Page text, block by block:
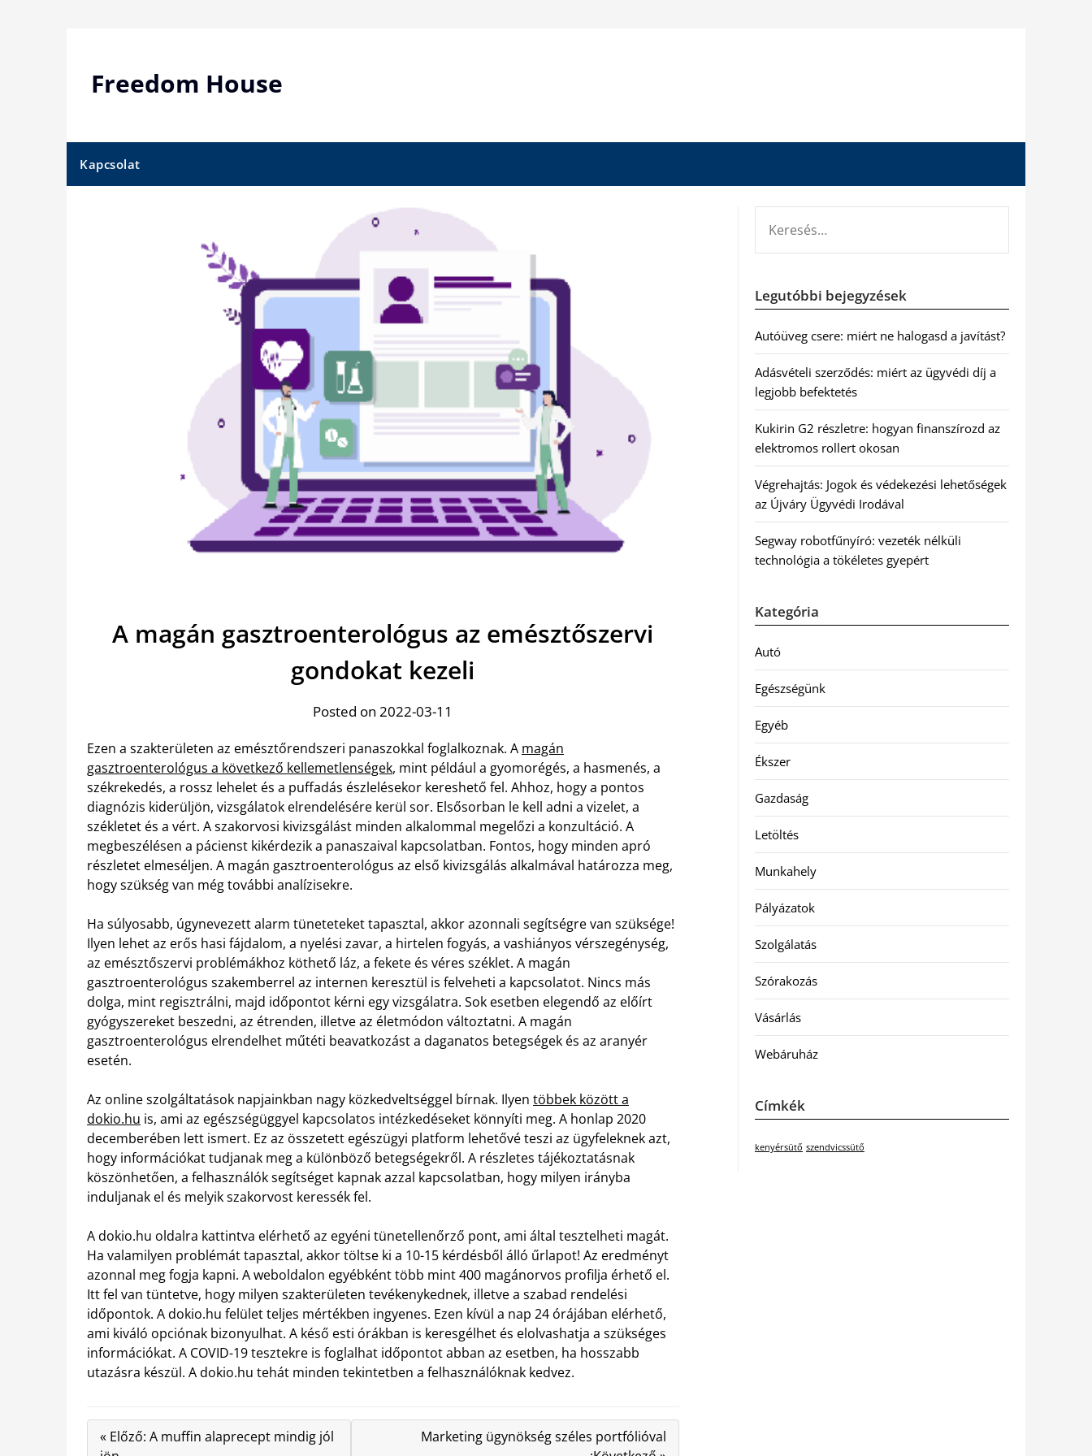
Freedom House
Kapcsolat
A magán gasztroenterológus az emésztőszervi
gondokat kezeli
Posted on 2022-03-11
Ezen a szakterületen az emésztőrendszeri panaszokkal foglalkoznak. A magán
gasztroenterológus a következő kellemetlenségek, mint például a gyomorégés, a hasmenés, a
székrekedés, a rossz lehelet és a puffadás észlelésekor kereshető fel. Ahhoz, hogy a pontos
diagnózis kiderüljön, vizsgálatok elrendelésére kerül sor. Elsősorban le kell adni a vizelet, a
székletet és a vért. A szakorvosi kivizsgálást minden alkalommal megelőzi a konzultáció. A
megbeszélésen a pácienst kikérdezik a panaszaival kapcsolatban. Fontos, hogy minden apró
részletet elmeséljen. A magán gasztroenterológus az első kivizsgálás alkalmával határozza meg,
hogy szükség van még további analízisekre.
Ha súlyosabb, úgynevezett alarm tüneteteket tapasztal, akkor azonnali segítségre van szüksége!
Ilyen lehet az erős hasi fájdalom, a nyelési zavar, a hirtelen fogyás, a vashiányos vérszegénység,
az emésztőszervi problémákhoz köthető láz, a fekete és véres széklet. A magán
gasztroenterológus szakemberrel az internen keresztül is felveheti a kapcsolatot. Nincs más
dolga, mint regisztrálni, majd időpontot kérni egy vizsgálatra. Sok esetben elegendő az előírt
gyógyszereket beszedni, az étrenden, illetve az életmódon változtatni. A magán
gasztroenterológus elrendelhet műtéti beavatkozást a daganatos betegségek és az aranyér
esetén.
Az online szolgáltatások napjainkban nagy közkedveltséggel bírnak. Ilyen többek között a
dokio.hu is, ami az egészségüggyel kapcsolatos intézkedéseket könnyíti meg. A honlap 2020
decemberében lett ismert. Ez az összetett egészügyi platform lehetővé teszi az ügyfeleknek azt,
hogy információkat tudjanak meg a különböző betegségekről. A részletes tájékoztatásnak
köszönhetően, a felhasználók segítséget kapnak azzal kapcsolatban, hogy milyen irányba
induljanak el és melyik szakorvost keressék fel.
A dokio.hu oldalra kattintva elérhető az egyéni tünetellenőrző pont, ami által tesztelheti magát.
Ha valamilyen problémát tapasztal, akkor töltse ki a 10-15 kérdésből álló űrlapot! Az eredményt
azonnal meg fogja kapni. A weboldalon egyébként több mint 400 magánorvos profilja érhető el.
Itt fel van tüntetve, hogy milyen szakterületen tevékenykednek, illetve a szabad rendelési
időpontok. A dokio.hu felület teljes mértékben ingyenes. Ezen kívül a nap 24 órájában elérhető,
ami kiváló opciónak bizonyulhat. A késő esti órákban is keresgélhet és elolvashatja a szükséges
információkat. A COVID-19 tesztekre is foglalhat időpontot abban az esetben, ha hosszabb
utazásra készül. A dokio.hu tehát minden tekintetben a felhasználóknak kedvez.
« Előző: A muffin alaprecept mindig jól
Marketing ügynökség széles portfólióval
Legutóbbi bejegyzések
Autóüveg csere: miért ne halogasd a javítást?
Adásvételi szerződés: miért az ügyvédi díj a
legjobb befektetés
Kukirin G2 részletre: hogyan finanszírozd az
elektromos rollert okosan
Végrehajtás: Jogok és védekezési lehetőségek
az Újváry Ügyvédi Irodával
Segway robotfűnyíró: vezeték nélküli
technológia a tökéletes gyepért
Kategória
Autó
Egészségünk
Egyéb
Ékszer
Gazdaság
Letöltés
Munkahely
Pályázatok
Szolgálatás
Szórakozás
Vásárlás
Webáruház
Címkék
kenyérsütő szendvicssütő